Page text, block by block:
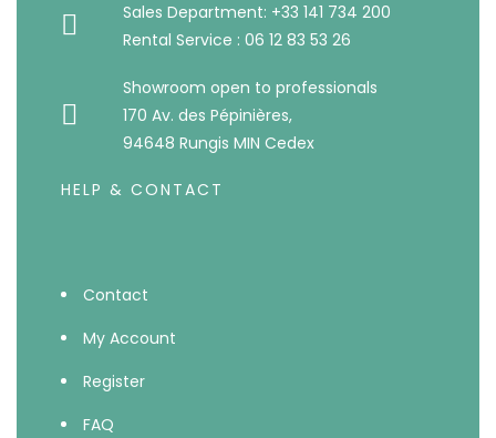
Sales Department: +33 141 734 200
Rental Service : 06 12 83 53 26
Showroom open to professionals
170 Av. des Pépinières,
94648 Rungis MIN Cedex
HELP & CONTACT
Contact
My Account
Register
FAQ